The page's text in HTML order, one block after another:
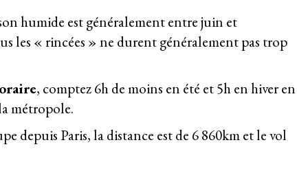
humide est généralement entre juin et
les « rincées » ne durent généralement pas trop
, comptez 6h de moins en été et 5h en hiver en
métropole.
depuis Paris, la distance est de 6 860km et le vol